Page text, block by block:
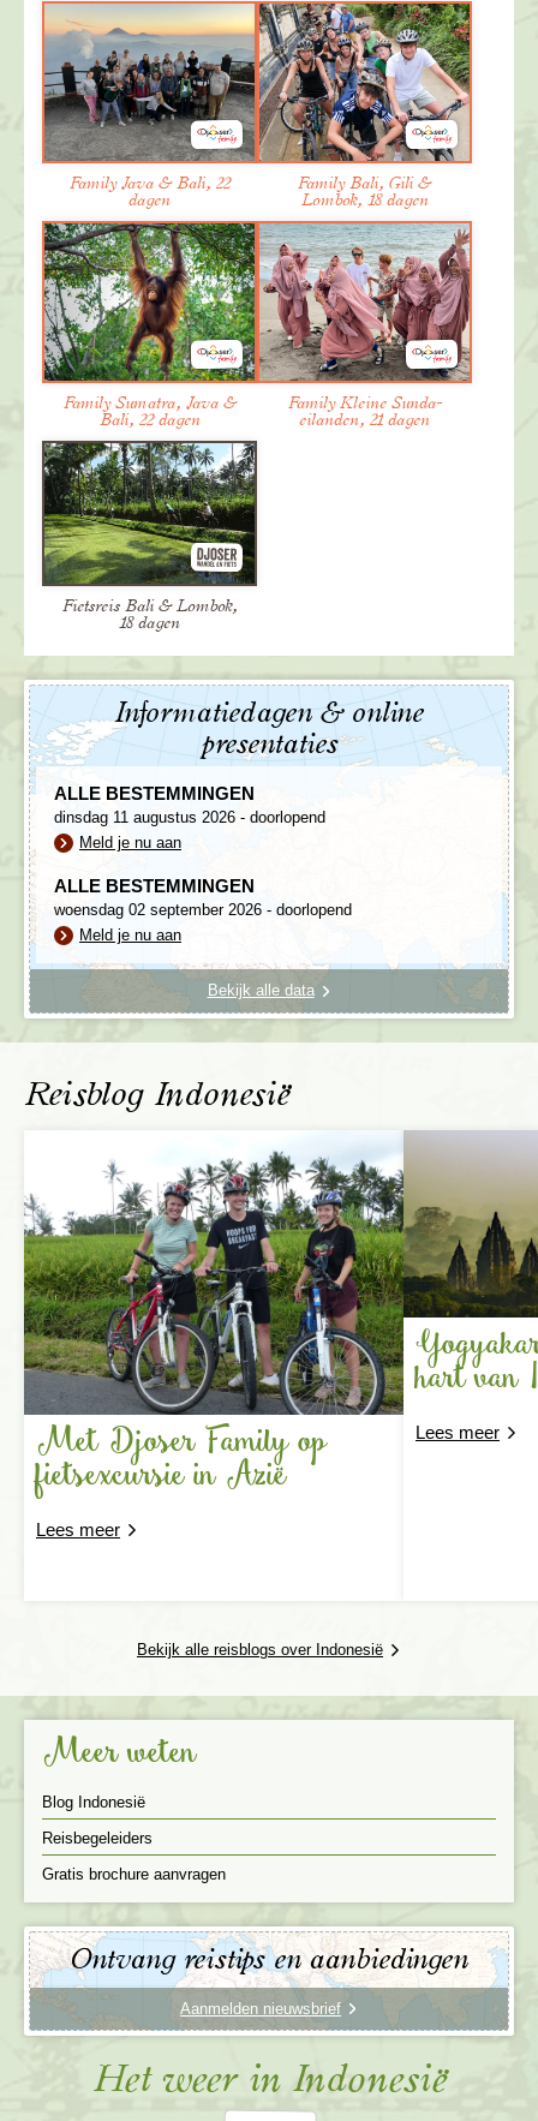
Fietstour langs vulkanen, rijstterrassen en
dorpjes
Fiets met ons mee tijdens deze prachtige tocht
door het hart van Bali, waarbij je begint bij een
uitzichtpunt over de Baturvulkaan en eindigt in
een klein dorpje. De fietstocht per mountainbike
is...
Meer informatie
Family Java & Bali, 22
dagen
Family Bali, Gili &
Lombok, 18 dagen
Family Sumatra, Java &
Bali, 22 dagen
Family Kleine Sunda-
eilanden, 21 dagen
Fietsreis Bali & Lombok,
18 dagen
Informatiedagen & online
presentaties
ALLE BESTEMMINGEN
dinsdag 11 augustus 2026 - doorlopend
Meld je nu aan
ALLE BESTEMMINGEN
woensdag 02 september 2026 - doorlopend
Meld je nu aan
Bekijk alle data
Reisblog Indonesië
Met Djoser Family op
fietsexcursie in Azië
Lees meer
hart van
Lees meer
Bekijk alle reisblogs over Indonesië
Meer weten
Blog Indonesië
Reisbegeleiders
Gratis brochure aanvragen
Ontvang reistips en aanbiedingen
Aanmelden nieuwsbrief
Het weer in Indonesië